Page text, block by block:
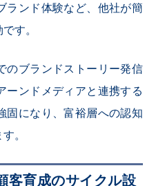
ランド体験など、他社が簡
す。
のブランドストーリー発信
ーンドメディアと連携する
固になり、富裕層への認知
。
客育成のサイクル設